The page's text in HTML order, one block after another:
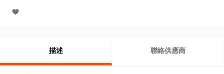
描述 聯絡供應商